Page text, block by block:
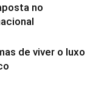
no
de viver o luxo